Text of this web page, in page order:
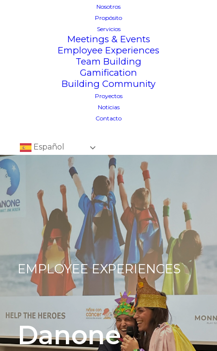
Nosotros
Propósito
Servicios
Meetings & Events
Employee Experiences
Team Building
Gamification
Building Community
Proyectos
Noticias
Contacto
Español
EMPLOYEE EXPERIENCES
Danone